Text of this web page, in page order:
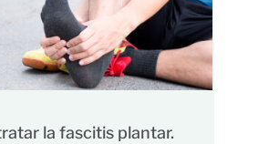
la fascitis plantar.